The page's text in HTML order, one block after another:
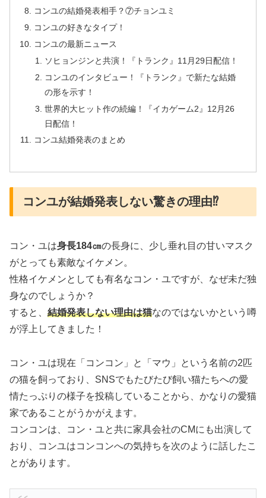
コンユの結婚発表相手？⑦チョンユミ
コンユの好きなタイプ！
コンユの最新ニュース
ソヒョンジンと共演！『トランク』11月29日配信！
コンユのインタビュー！『トランク』で新たな結婚
の形を示す！
世界的大ヒット作の続編！『イカゲーム2』12月26
日配信！
コンユ結婚発表のまとめ
コンユが結婚発表しない驚きの理由⁉
コン・ユは身長184㎝の長身に、少し垂れ目の甘いマスク
がとっても素敵なイケメン。
性格イケメンとしても有名なコン・ユですが、なぜ未だ独
身なのでしょうか？
すると、 結婚発表しない理由は猫なのではないかという噂
が浮上してきました！
コン・ユは現在「コンコン」と「マウ」という名前の2匹
の猫を飼っており、SNSでもたびたび飼い猫たちへの愛
情たっぷりの様子を投稿していることから、かなりの愛猫
家であることがうかがえます。
コンコンは、コン・ユと共に家具会社のCMにも出演して
おり、コンユはコンコンへの気持ちを次のように話したこ
とがあります。